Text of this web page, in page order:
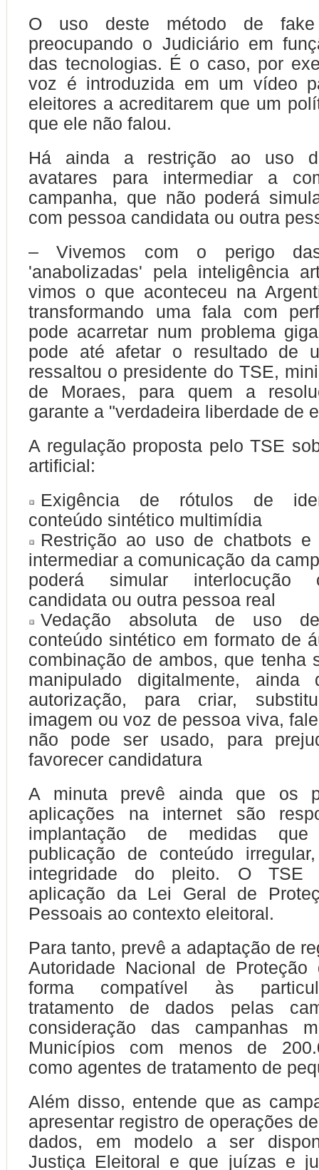
O uso deste método de
preocupando o Judiciário em
das tecnologias. É o caso, por
voz é introduzida em um vídeo
eleitores a acreditarem que um
que ele não falou.
Há ainda a restrição ao uso
avatares para intermediar a
campanha, que não poderá
com pessoa candidata ou outra
– Vivemos com o perigo
'anabolizadas' pela inteligência
vimos o que aconteceu na
transformando uma fala com
pode acarretar num problema
pode até afetar o resultado de
ressaltou o presidente do TSE,
de Moraes, para quem a
garante a "verdadeira liberdade de
A regulação proposta pelo TSE
artificial:
Exigência de rótulos de
conteúdo sintético multimídia
Restrição ao uso de chatbots e
intermediar a comunicação da
poderá simular interlocução
candidata ou outra pessoa real
Vedação absoluta de uso
conteúdo sintético em formato de
combinação de ambos, que tenha
manipulado digitalmente, ainda
autorização, para criar,
imagem ou voz de pessoa viva,
não pode ser usado, para
favorecer candidatura
A minuta prevê ainda que os
aplicações na internet são
implantação de medidas
publicação de conteúdo
integridade do pleito. O TSE
aplicação da Lei Geral de
Pessoais ao contexto eleitoral.
Para tanto, prevê a adaptação de
Autoridade Nacional de
forma compatível às
tratamento de dados pelas
consideração das campanhas
Municípios com menos de
como agentes de tratamento de
Além disso, entende que as
apresentar registro de operações
dados, em modelo a ser
Justiça Eleitoral e que juízas e